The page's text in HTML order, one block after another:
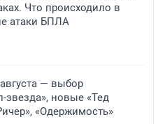
Что происходило в
атаки БПЛА
— выбор
звезда», новые «Тед
«Одержимость»